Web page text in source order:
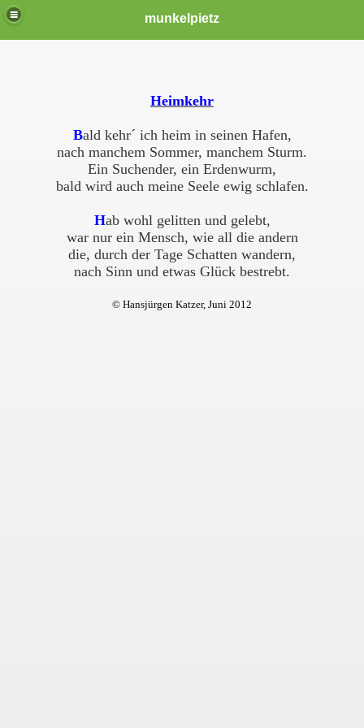
munkelpietz
Heimkehr
Bald kehr´ ich heim in seinen Hafen,
nach manchem Sommer, manchem Sturm.
Ein Suchender, ein Erdenwurm,
bald wird auch meine Seele ewig schlafen.
Hab wohl gelitten und gelebt,
war nur ein Mensch, wie all die andern
die, durch der Tage Schatten wandern,
nach Sinn und etwas Glück bestrebt.
© Hansjürgen Katzer, Juni 2012